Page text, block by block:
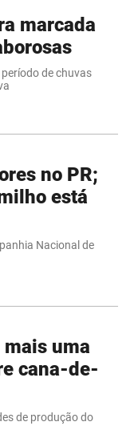
marcada
de chuvas
no PR;
está
Nacional de
uma
cana-de-
de produção do